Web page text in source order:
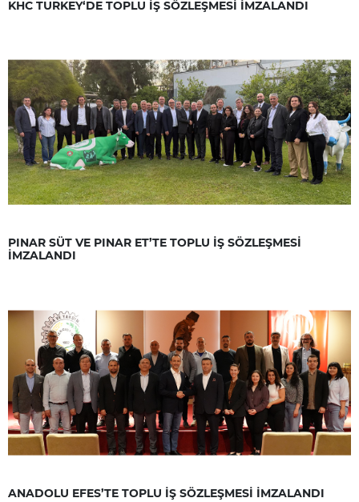
KHC TURKEY‘DE TOPLU İŞ SÖZLEŞMESİ İMZALANDI
PINAR SÜT VE PINAR ET’TE TOPLU İŞ SÖZLEŞMESİ
İMZALANDI
ANADOLU EFES’TE TOPLU İŞ SÖZLEŞMESİ İMZALANDI